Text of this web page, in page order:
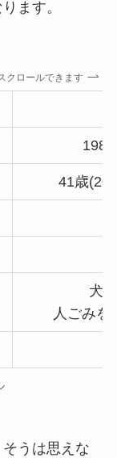
ます。
スクロールできます
41歳
犬
人ごみを
うは思えな